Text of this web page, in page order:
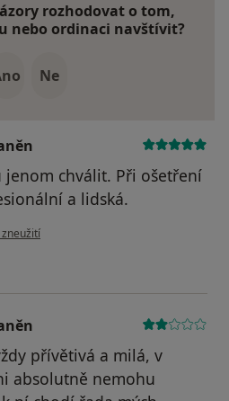
rozhodovat o tom,
nebo ordinaci navštívit?
Ne
chválit. Při ošetření
a lidská.
uživatele Váš účet byl odstraněn
přívětivá a milá, v
absolutně nemohu